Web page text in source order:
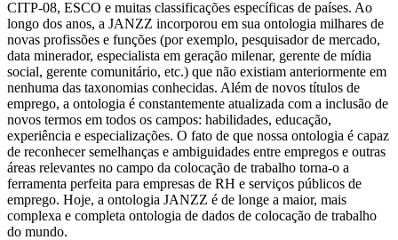
CITP-08, ESCO e muitas classificações específicas de países. Ao
longo dos anos, a JANZZ incorporou em sua ontologia milhares de
novas profissões e funções (por exemplo, pesquisador de mercado,
data minerador, especialista em geração milenar, gerente de mídia
social, gerente comunitário, etc.) que não existiam anteriormente em
nenhuma das taxonomias conhecidas. Além de novos títulos de
emprego, a ontologia é constantemente atualizada com a inclusão de
novos termos em todos os campos: habilidades, educação,
experiência e especializações. O fato de que nossa ontologia é capaz
de reconhecer semelhanças e ambiguidades entre empregos e outras
áreas relevantes no campo da colocação de trabalho torna-o a
ferramenta perfeita para empresas de RH e serviços públicos de
emprego. Hoje, a ontologia JANZZ é de longe a maior, mais
complexa e completa ontologia de dados de colocação de trabalho
do mundo.